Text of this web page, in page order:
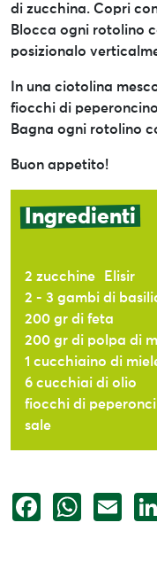
di zucchina. Copri
Blocca ogni rotolino
posizionalo
In una ciotolina
fiocchi di
Bagna ogni rotolino
Buon appetito!
Ingredienti
2 zucchine Elisir
2 - 3 gambi di
200 gr di feta
200 gr di polpa di
1 cucchiaino di
6 cucchiai di olio
fiocchi di
sale
FacebookWhatsApp